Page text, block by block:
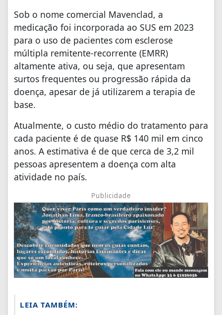
Sob o nome comercial Mavenclad, a
medicação foi incorporada ao SUS em 2023
para o uso de pacientes com esclerose
múltipla remitente-recorrente (EMRR)
altamente ativa, ou seja, que apresentam
surtos frequentes ou progressão rápida da
doença, apesar de já utilizarem a terapia de
base.
Atualmente, o custo médio do tratamento para
cada paciente é de quase R$ 140 mil em cinco
anos. A estimativa é de que cerca de 3,2 mil
pessoas apresentem a doença com alta
atividade no país.
Publicidade
LEIA TAMBÉM: